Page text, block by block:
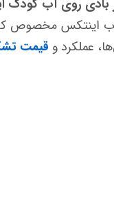
عملکرد و قیمت